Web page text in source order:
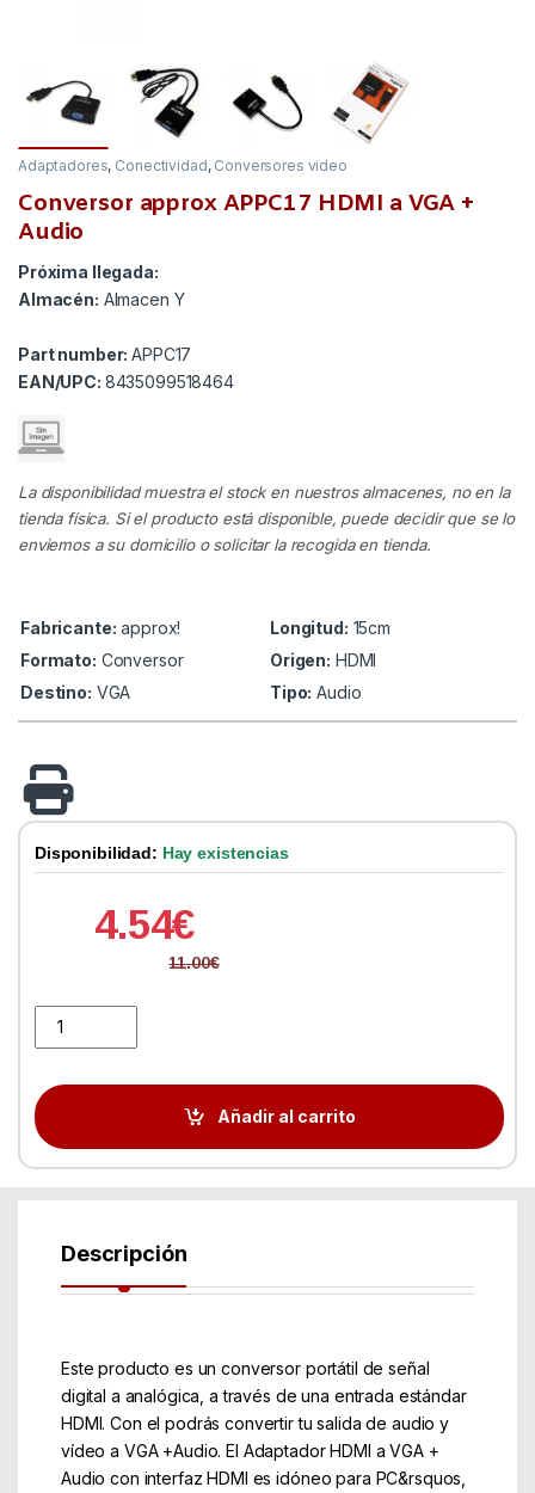
Adaptadores, Conectividad, Conversores video
Conversor approx APPC17 HDMI a VGA +
Audio
Próxima llegada:
Almacén: Almacen Y
Part number:APPC17
EAN/UPC: 8435099518464
La disponibilidad muestra el stock en nuestros almacenes, no en la
tienda física. Si el producto está disponible, puede decidir que se lo
enviemos a su domicilio o solicitar la recogida en tienda.
Fabricante: approx! Longitud: 15cm
Formato: Conversor Origen: HDMI
Destino: VGA Tipo: Audio
Disponibilidad: Hay existencias
4.54€
11.00€
Añadir al carrito
Descripción
Este producto es un conversor portátil de señal
digital a analógica, a través de una entrada estándar
HDMI. Con el podrás convertir tu salida de audio y
vídeo a VGA +Audio. El Adaptador HDMI a VGA +
Audio con interfaz HDMI es idóneo para PC&rsquos,